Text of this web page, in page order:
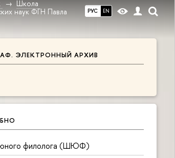
РУС EN
Школа
наук ФГН Павла
ЭЛЕКТРОННЫЙ АРХИВ
филолога (ШЮФ)